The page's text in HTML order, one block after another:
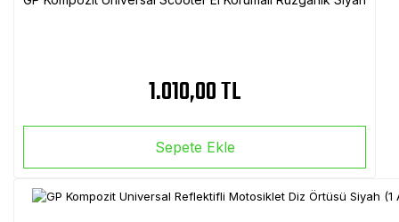
1.010,00 TL
Sepete Ekle